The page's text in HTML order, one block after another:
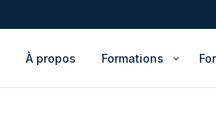
À propos Formations